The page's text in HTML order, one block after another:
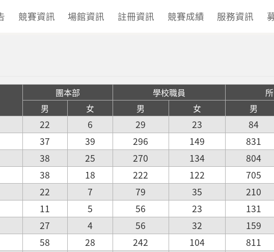
競賽資訊 場館資訊 註冊資訊 競賽成績 服務資訊
團本部 學校職員
男
女 男 女 男
22 6 29 23 84
37 39 296 149 831
38 25 270 134 804
38 18 222 122 705
22 7 79 35 210
11 5 56 23 131
27 4 56 32 159
58 28 242 104 811